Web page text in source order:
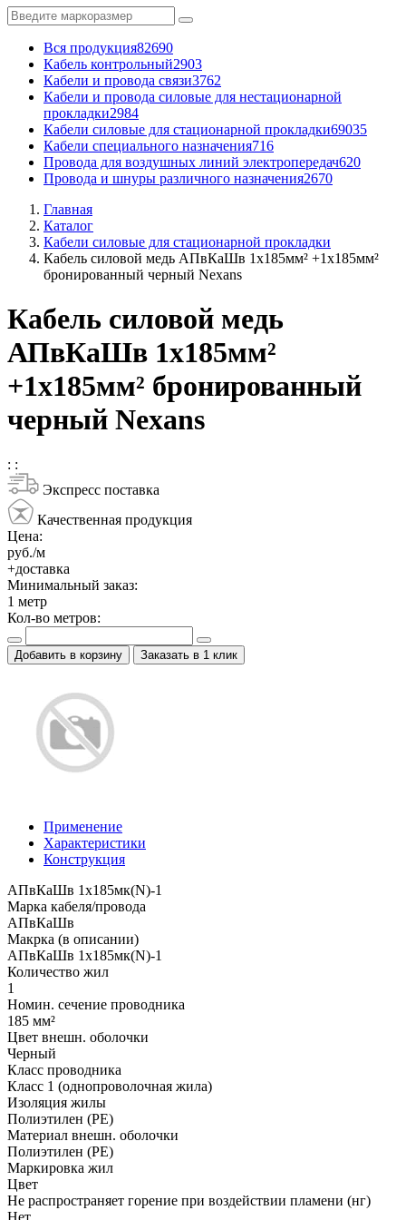
Вся продукция82690
Кабель контрольный2903
Кабели и провода связи3762
Кабели и провода силовые для нестационарной
прокладки2984
Кабели силовые для стационарной прокладки69035
Кабели специального назначения716
Провода для воздушных линий электропередач620
Провода и шнуры различного назначения2670
Главная
Каталог
Кабели силовые для стационарной прокладки
Кабель силовой медь АПвКаШв 1x185мм² +1x185мм²
бронированный черный Nexans
Кабель силовой медь
АПвКаШв 1x185мм²
+1x185мм² бронированный
черный Nexans
: :
Экспресс поставка
Качественная продукция
Цена:
руб./м
+доставка
Минимальный заказ:
1 метр
Кол-во метров:
Добавить в корзину Заказать в 1 клик
Применение
Характеристики
Конструкция
АПвКаШв 1x185мк(N)-1
Марка кабеля/провода
АПвКаШв
Макрка (в описании)
АПвКаШв 1x185мк(N)-1
Количество жил
1
Номин. сечение проводника
185 мм²
Цвет внешн. оболочки
Черный
Класс проводника
Класс 1 (однопроволочная жила)
Изоляция жилы
Полиэтилен (PE)
Материал внешн. оболочки
Полиэтилен (PE)
Маркировка жил
Цвет
Не распространяет горение при воздействии пламени (нг)
Нет